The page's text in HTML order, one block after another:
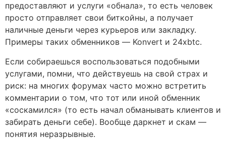
предоставляют и услуги «обнала», то есть человек
просто отправляет свои биткойны, а получает
наличные деньги через курьеров или закладку.
Примеры таких обменников — Konvert и 24xbtc.
Если собираешься воспользоваться подобными
услугами, помни, что действуешь на свой страх и
риск: на многих форумах часто можно встретить
комментарии о том, что тот или иной обменник
«соскамился» (то есть начал обманывать клиентов и
забирать деньги себе). Вообще даркнет и скам —
понятия неразрывные.